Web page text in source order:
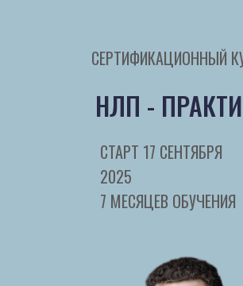
НЛП -
СТАРТ 17 СЕНТЯБРЯ
2025
7 МЕСЯЦЕВ ОБУЧЕНИЯ
СЕРТИФИКАЦИОННЫЙ